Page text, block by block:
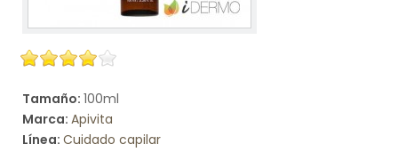
Tamaño: 100ml
Marca: Apivita
Línea: Cuidado capilar